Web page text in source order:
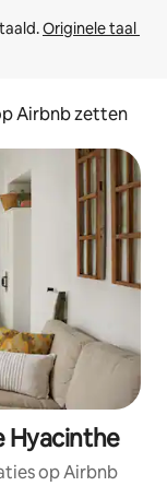
Originele taal
Airbnb zetten
Hyacinthe
op Airbnb